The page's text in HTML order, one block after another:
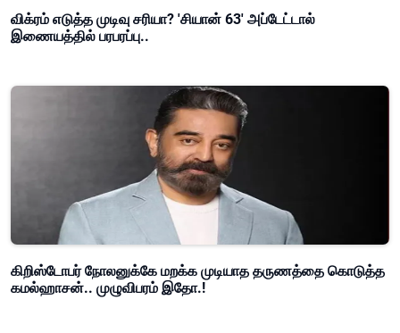
விக்ரம் எடுத்த முடிவு சரியா? 'சியான் 63' அப்டேட்டால்
இணையத்தில் பரபரப்பு..
கிறிஸ்டோபர் நோலனுக்கே மறக்க முடியாத தருணத்தை கொடுத்த
கமல்ஹாசன்.. முழுவிபரம் இதோ.!